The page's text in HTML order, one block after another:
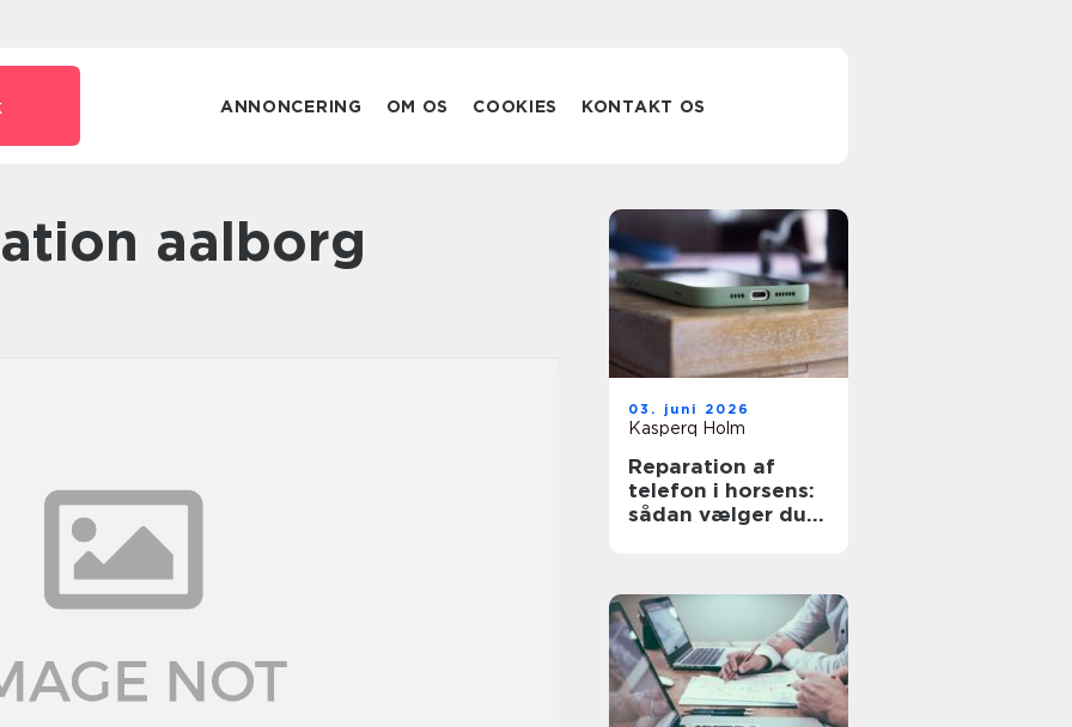
ANNONCERING OM OS COOKIES KONTAKT OS
aalborg
03. juni 2026
Kasperq Holm
Reparation af
telefon i horsens:
sådan vælger du